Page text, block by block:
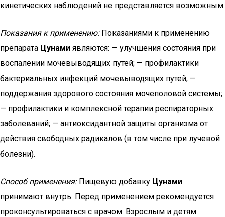
кинетических наблюдений не представляется возможным.
Показания к применению:Показаниями к применению
препарата Цунами являются: — улучшения состояния при
воспалении мочевыводящих путей; — профилактики
бактериальных инфекций мочевыводящих путей; —
поддержания здорового состояния мочеполовой системы;
— профилактики и комплексной терапии респираторных
заболеваний; — антиоксидантной защиты организма от
действия свободных радикалов (в том числе при лучевой
болезни).
Способ применения:Пищевую добавку Цунами
принимают внутрь. Перед применением рекомендуется
проконсультироваться с врачом. Взрослым и детям